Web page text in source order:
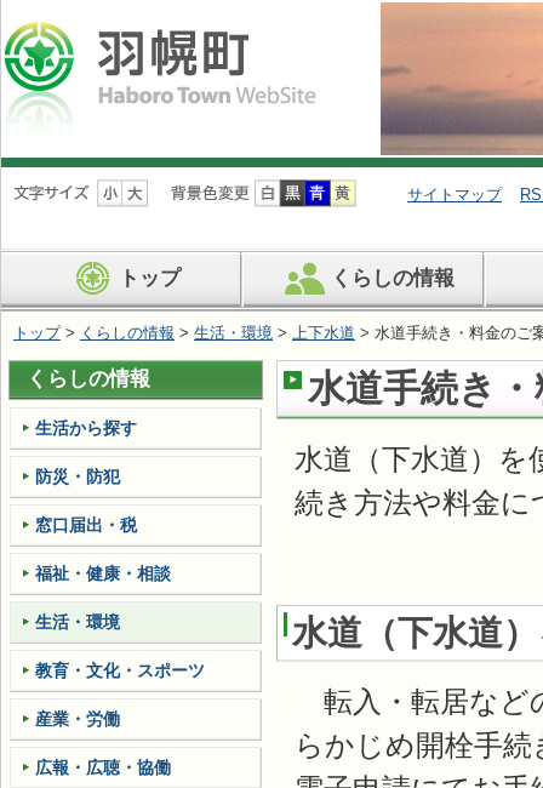
ナ
ビ
ン
を
ば
す
サイトマップ
トップ くらしの情報
トップ> くらしの情報 > 生活・環境 > 上下水道 > 水道手続き・料金のご
水道手続き
水道（下水道）
続き方法や料金
水道（下水道
転入・転居など
らかじめ開栓手
くらしの情報
生活から探す
防災・防犯
窓口届出・税
福祉・健康・相談
生活・環境
教育・文化・スポーツ
産業・労働
広報・広聴・協働